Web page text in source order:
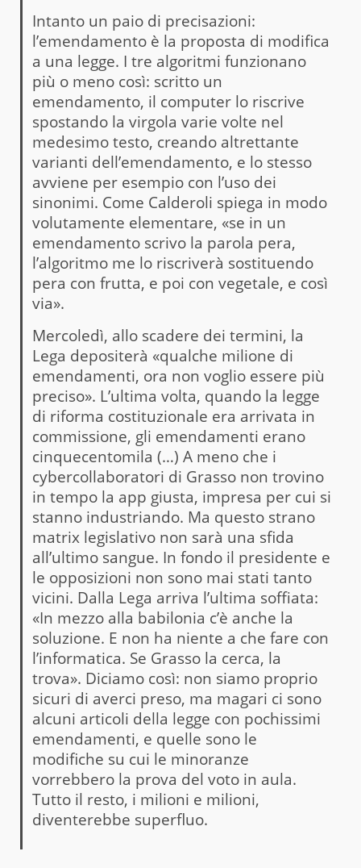
Intanto un paio di precisazioni:
l’emendamento è la proposta di modifica
a una legge. I tre algoritmi funzionano
più o meno così: scritto un
emendamento, il computer lo riscrive
spostando la virgola varie volte nel
medesimo testo, creando altrettante
varianti dell’emendamento, e lo stesso
avviene per esempio con l’uso dei
sinonimi. Come Calderoli spiega in modo
volutamente elementare, «se in un
emendamento scrivo la parola pera,
l’algoritmo me lo riscriverà sostituendo
pera con frutta, e poi con vegetale, e così
via».
Mercoledì, allo scadere dei termini, la
Lega depositerà «qualche milione di
emendamenti, ora non voglio essere più
preciso». L’ultima volta, quando la legge
di riforma costituzionale era arrivata in
commissione, gli emendamenti erano
cinquecentomila (…) A meno che i
cybercollaboratori di Grasso non trovino
in tempo la app giusta, impresa per cui si
stanno industriando. Ma questo strano
matrix legislativo non sarà una sfida
all’ultimo sangue. In fondo il presidente e
le opposizioni non sono mai stati tanto
vicini. Dalla Lega arriva l’ultima soffiata:
«In mezzo alla babilonia c’è anche la
soluzione. E non ha niente a che fare con
l’informatica. Se Grasso la cerca, la
trova». Diciamo così: non siamo proprio
sicuri di averci preso, ma magari ci sono
alcuni articoli della legge con pochissimi
emendamenti, e quelle sono le
modifiche su cui le minoranze
vorrebbero la prova del voto in aula.
Tutto il resto, i milioni e milioni,
diventerebbe superfluo.